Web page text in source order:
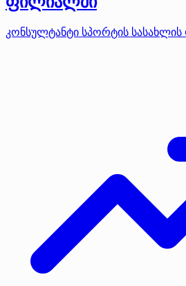
კონსულტანტი სპორტის